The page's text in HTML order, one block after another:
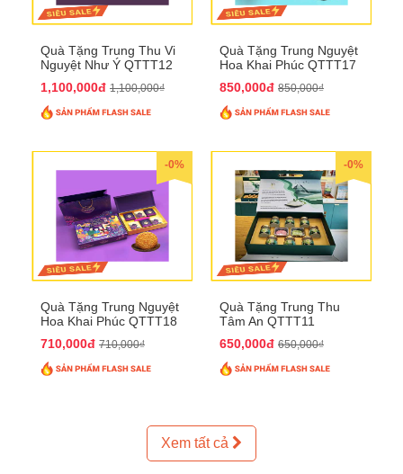
Quà Tặng Trung Thu Vi
Nguyệt Như Ý QTTT12
1,100,000đ 1,100,000₫
Quà Tặng Trung Nguyệt
Hoa Khai Phúc QTTT17
850,000đ 850,000₫
-0%
Quà Tặng Trung Nguyệt
Hoa Khai Phúc QTTT18
710,000đ 710,000₫
-0%
Quà Tặng Trung Thu
Tâm An QTTT11
650,000đ 650,000₫
Xem tất cả